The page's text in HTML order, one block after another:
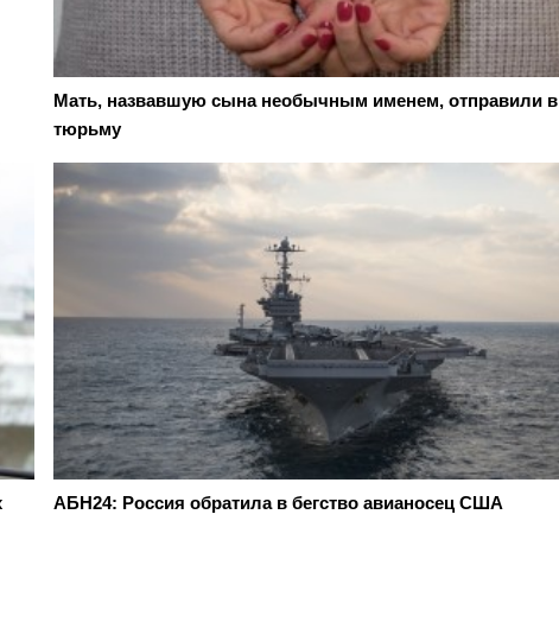
Мать, назвавшую сына необычным именем, отправили в
тюрьму
АБН24: Россия обратила в бегство авианосец США